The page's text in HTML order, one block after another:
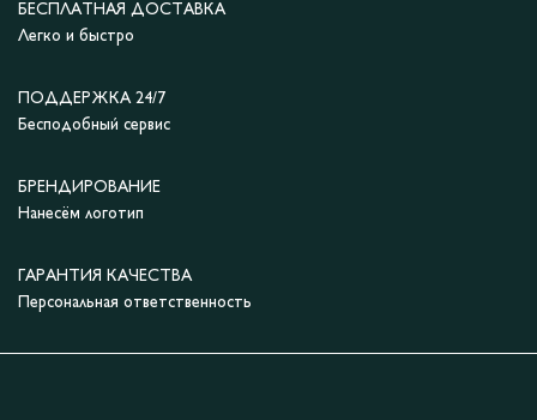
БЕСПЛАТНАЯ ДОСТАВКА
Легко и быстро
ПОДДЕРЖКА 24/7
Бесподобный сервис
БРЕНДИРОВАНИЕ
Нанесём логотип
ГАРАНТИЯ КАЧЕСТВА
Персональная ответственность